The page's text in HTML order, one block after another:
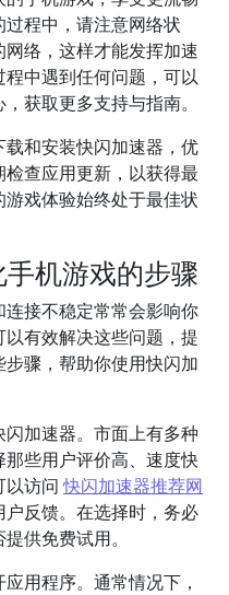
程中，请注意网络状
络，这样才能发挥加速
中遇到任何问题，可以
获取更多支持与指南。
和安装快闪加速器，优
查应用更新，以获得最
戏体验始终处于最佳状
机游戏的步骤
接不稳定常常会影响你
有效解决这些问题，提
骤，帮助你使用快闪加
加速器。市面上有多种
些用户评价高、速度快
以访问快闪加速器推荐网
户反馈。在选择时，务必
供免费试用。
用程序。通常情况下，